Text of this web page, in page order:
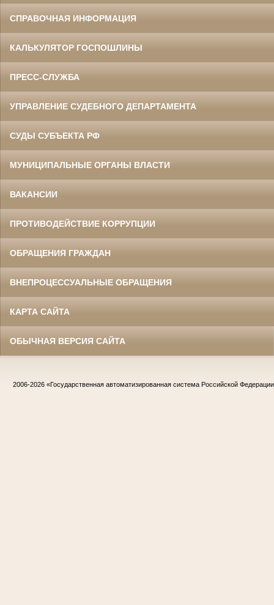
СПРАВОЧНАЯ ИНФОРМАЦИЯ
КАЛЬКУЛЯТОР ГОСПОШЛИНЫ
ПРЕСС-СЛУЖБА
УПРАВЛЕНИЕ СУДЕБНОГО ДЕПАРТАМЕНТА
СУДЫ СУБЪЕКТА РФ
МУНИЦИПАЛЬНЫЕ ОРГАНЫ ВЛАСТИ
ВАКАНСИИ
ПРОТИВОДЕЙСТВИЕ КОРРУПЦИИ
ОБРАЩЕНИЯ ГРАЖДАН
ВНЕПРОЦЕССУАЛЬНЫЕ ОБРАЩЕНИЯ
КАРТА САЙТА
ОБЫЧНАЯ ВЕРСИЯ САЙТА
2006-2026 «Государственная автоматизированная система Российской